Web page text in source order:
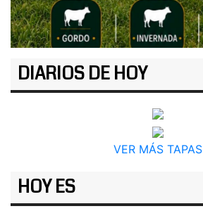
DIARIOS DE HOY
VER MÁS TAPAS
HOY ES